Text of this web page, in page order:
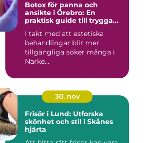
Botox för panna och
ansikte i Örebro: En
praktisk guide till trygga
I takt med att estetiska
behandlingar blir mer
tillgängliga söker många i
Närke...
30. nov
Frisör i Lund: Utforska
skönhet och stil i Skånes
hjärta